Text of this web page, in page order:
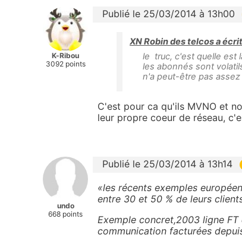
K-Ribou
3092 points
Publié le 25/03/2014 à 13h00
XN Robin des telcos a écrit
le truc, c'est quelle est
les abonnés sont
n'a peut-être pas
C'est pour ca qu'ils MVNO et
leur propre coeur de réseau,
undo
668 points
Publié le 25/03/2014 à 13h14
«les récents exemples
entre 30 et 50 % de leurs
Exemple concret,2003 ligne FT
communication facturées